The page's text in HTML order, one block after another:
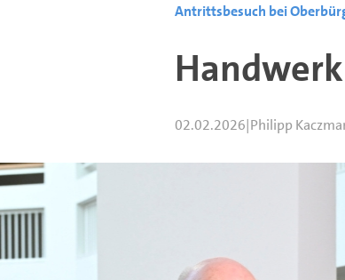
Antrittsbesuch bei
02.02.2026|Philipp